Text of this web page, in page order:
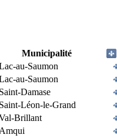
Municipalité
au-Saumon
au-Saumon
Saint-Damase
Saint-Léon-le-Grand
Brillant
Amqui